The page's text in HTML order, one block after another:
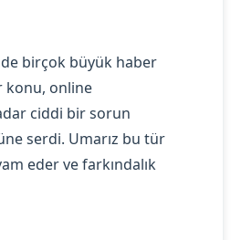
birçok büyük haber
konu, online
ciddi bir sorun
serdi. Umarız bu tür
eder ve farkındalık